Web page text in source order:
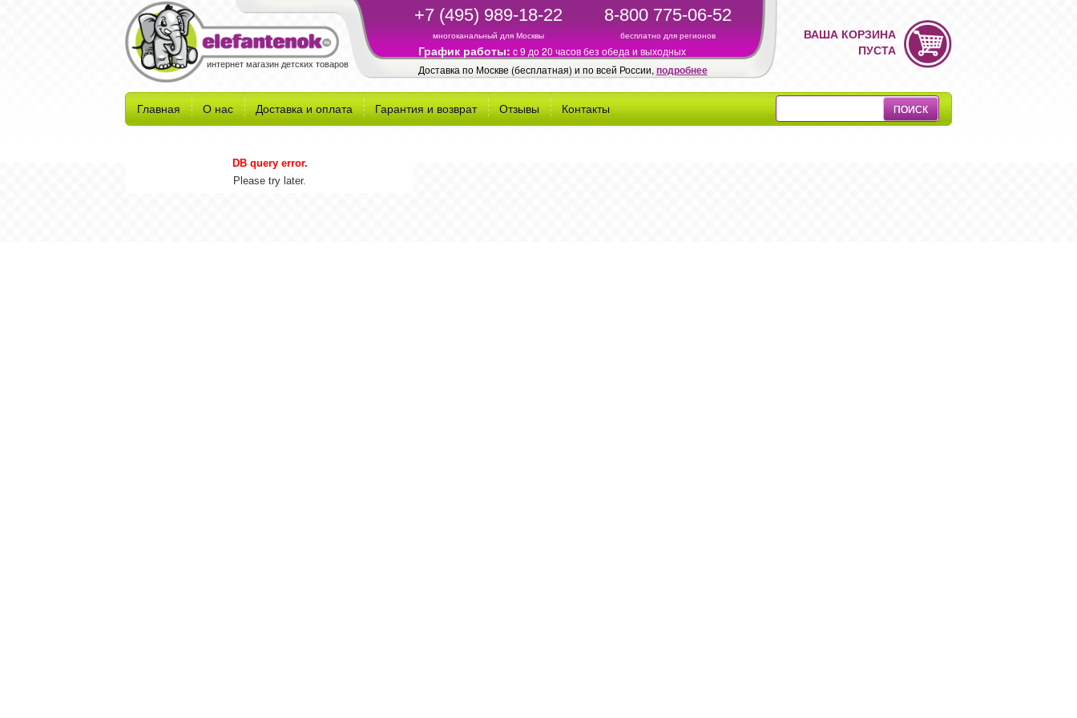
интернет магазин детских товаров
+7 (495) 989-18-22
многоканальный для Москвы
8-800 775-06-52
бесплатно для регионов
График работы: c 9 до 20 часов без обеда и выходных
Доставка по Москве (бесплатная) и по всей России, подробнее
ВАША КОРЗИНА
ПУСТА
Главная О нас Доставка и оплата Гарантия и возврат Отзывы Контакты
DB query error.
Please try later.